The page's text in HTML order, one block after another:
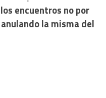
encuentros no por
la misma del